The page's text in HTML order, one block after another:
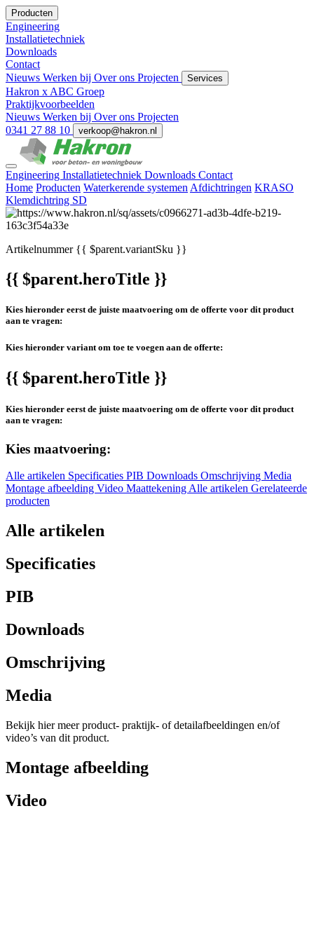
Producten
Engineering
Installatietechniek
Downloads
Contact
Nieuws Werken bij Over ons Projecten Services
Hakron x ABC Groep
Praktijkvoorbeelden
Nieuws Werken bij Over ons Projecten
0341 27 88 10
verkoop@hakron.nl
Engineering Installatietechniek Downloads Contact
Home Producten Waterkerende systemen Afdichtringen KRASO
Klemdichtring SD
Artikelnummer{{ $parent.variantSku }}
{{ $parent.heroTitle }}
Kies hieronder eerst de juiste maatvoering om de offerte voor dit product
aan te vragen:
Kies hieronder variant om toe te voegen aan de offerte:
{{ $parent.heroTitle }}
Kies hieronder eerst de juiste maatvoering om de offerte voor dit product
aan te vragen:
Kies maatvoering:
Alle artikelen Specificaties PIB Downloads Omschrijving Media
Montage afbeelding Video MaattekeningAlle artikelen Gerelateerde
producten
Alle artikelen
Specificaties
PIB
Downloads
Omschrijving
Media
Bekijk hier meer product- praktijk- of detailafbeeldingen en/of
video’s van dit product.
Montage afbeelding
Video